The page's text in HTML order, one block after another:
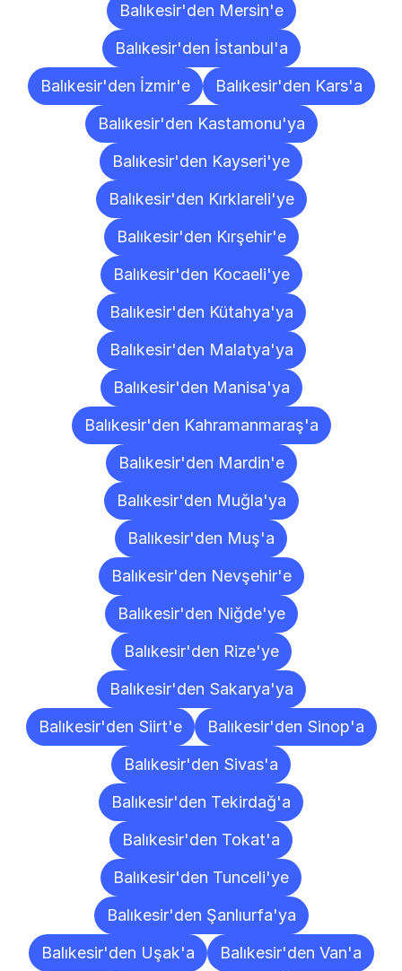
Balıkesir'den Mersin'e
Balıkesir'den İstanbul'a
Balıkesir'den İzmir'e
Balıkesir'den Kars'a
Balıkesir'den Kastamonu'ya
Balıkesir'den Kayseri'ye
Balıkesir'den Kırklareli'ye
Balıkesir'den Kırşehir'e
Balıkesir'den Kocaeli'ye
Balıkesir'den Kütahya'ya
Balıkesir'den Malatya'ya
Balıkesir'den Manisa'ya
Balıkesir'den Kahramanmaraş'a
Balıkesir'den Mardin'e
Balıkesir'den Muğla'ya
Balıkesir'den Muş'a
Balıkesir'den Nevşehir'e
Balıkesir'den Niğde'ye
Balıkesir'den Rize'ye
Balıkesir'den Sakarya'ya
Balıkesir'den Siirt'e
Balıkesir'den Sinop'a
Balıkesir'den Sivas'a
Balıkesir'den Tekirdağ'a
Balıkesir'den Tokat'a
Balıkesir'den Tunceli'ye
Balıkesir'den Şanlıurfa'ya
Balıkesir'den Uşak'a
Balıkesir'den Van'a